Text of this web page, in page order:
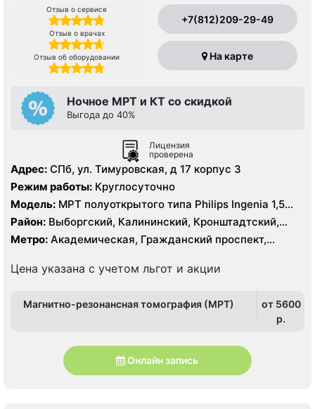
Отзыв о сервисе
Отзыв о врачах
Отзыв об оборудовании
+7(812)209-29-49
На карте
Ночное МРТ и КТ со скидкой
Выгода до 40%
Лицензия
проверена
Адрес: СПб, ул. Тимуровская, д 17 корпус 3
Режим работы: Круглосуточно
Модель: МРТ полуоткрытого типа Philips Ingenia 1,5
Тесла, КТ Philips Ingenia 128 срезов
Район: Выборгский, Калининский, Кронштадтский,
Курортный, Ленинградская область, Приморский
Метро: Академическая, Гражданский проспект,
Политехническая, Проспект Просвещения
Цена указана с учетом льгот и акции
Магнитно-резонансная томография (МРТ)
от 5600
p.
Онлайн запись